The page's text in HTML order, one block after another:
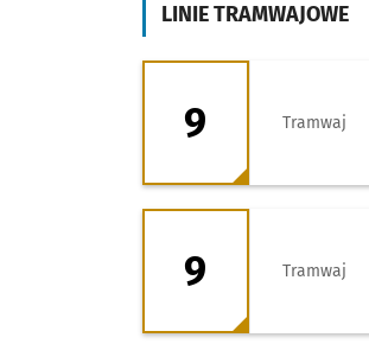
LINIE TRAMWAJOWE
9 - kierunek
9 Tramwaj
9 - kierunek
9 Tramwaj